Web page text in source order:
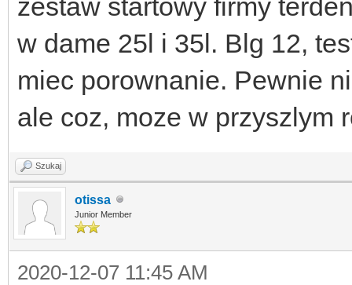
zestaw startowy firmy
w dame 25l i 35l. Blg 12,
miec porownanie. Pewnie
ale coz, moze w przyszlym
Szukaj
otissa
Junior Member
2020-12-07 11:45 AM